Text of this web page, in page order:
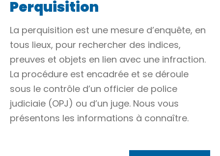
Perquisition
La perquisition est une mesure d’enquête, en
tous lieux, pour rechercher des indices,
preuves et objets en lien avec une infraction.
La procédure est encadrée et se déroule
sous le contrôle d’un officier de police
judiciaie (OPJ) ou d’un juge. Nous vous
présentons les informations à connaître.